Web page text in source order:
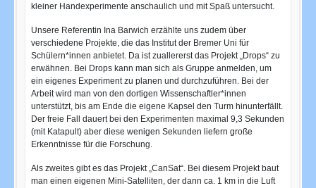
kleiner Handexperimente anschaulich und mit Spaß untersucht.
Unsere Referentin Ina Barwich erzählte uns zudem über
verschiedene Projekte, die das Institut der Bremer Uni für
Schülern*innen anbietet. Da ist zuallererst das Projekt „Drops“ zu
erwähnen. Bei Drops kann man sich als Gruppe anmelden, um
ein eigenes Experiment zu planen und durchzuführen. Bei der
Arbeit wird man von den dortigen Wissenschaftler*innen
unterstützt, bis am Ende die eigene Kapsel den Turm hinunterfällt.
Der freie Fall dauert bei den Experimenten maximal 9,3 Sekunden
(mit Katapult) aber diese wenigen Sekunden liefern große
Erkenntnisse für die Forschung.
Als zweites gibt es das Projekt „CanSat“. Bei diesem Projekt baut
man einen eigenen Mini-Satelliten, der dann ca. 1 km in die Luft